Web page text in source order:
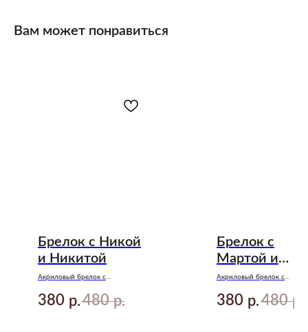
Вам может понравиться
Брелок с Никой
и Никитой
Акриловый брелок с
корона» Анны Джейн
380 р.480 р.
Брелок с
Мартой и
Сашей
Акриловый брелок с
корона» Анны Джейн
380 р.480 р.